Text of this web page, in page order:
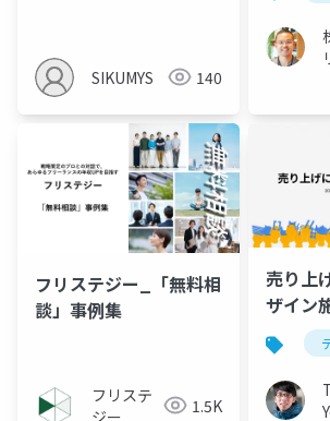
SIKUMYS 140
フリステジー_「無料相
談」事例集
フリステ
ジー
1.5K
売り上
ザイン